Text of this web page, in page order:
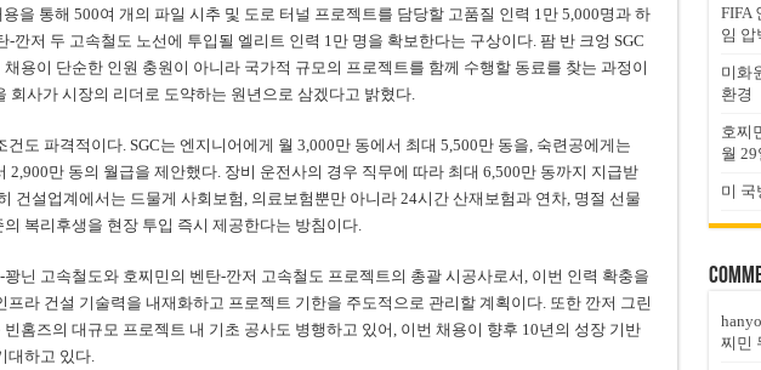
용을 통해 500여 개의 파일 시추 및 도로 터널 프로젝트를 담당할 고품질 인력 1만 5,000명과 하
-깐저 두 고속철도 노선에 투입될 엘리트 인력 1만 명을 확보한다는 구상이다. 팜 반 크엉 SGC
채용이 단순한 인원 충원이 아니라 국가적 규모의 프로젝트를 함께 수행할 동료를 찾는 과정이
회사가 시장의 리더로 도약하는 원년으로 삼겠다고 밝혔다.
건도 파격적이다. SGC는 엔지니어에게 월 3,000만 동에서 최대 5,500만 동을, 숙련공에게는
2,900만 동의 월급을 제안했다. 장비 운전사의 경우 직무에 따라 최대 6,500만 동까지 지급받
건설업계에서는 드물게 사회보험, 의료보험뿐만 아니라 24시간 산재보험과 연차, 명절 선물
의 복리후생을 현장 투입 즉시 제공한다는 방침이다.
꽝닌 고속철도와 호찌민의 벤탄-깐저 고속철도 프로젝트의 총괄 시공사로서, 이번 인력 확충을
프라 건설 기술력을 내재화하고 프로젝트 기한을 주도적으로 관리할 계획이다. 또한 깐저 그린
홈즈의 대규모 프로젝트 내 기초 공사도 병행하고 있어, 이번 채용이 향후 10년의 성장 기반
대하고 있다.
FIFA
임 압
미화
환경
호찌
월 29
미 국
찌민